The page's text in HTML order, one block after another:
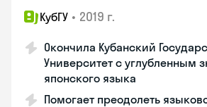
КубГУ • 2019 г.
Окончила Кубанский
Университет с углубленным
японского языка
Помогает преодолеть